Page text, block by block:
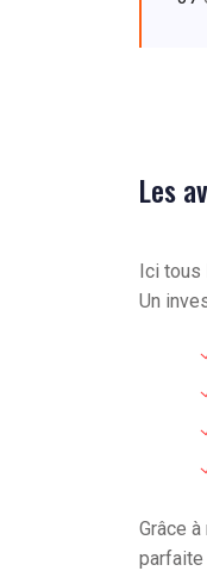
Les
Ici tous
Un
Grâce